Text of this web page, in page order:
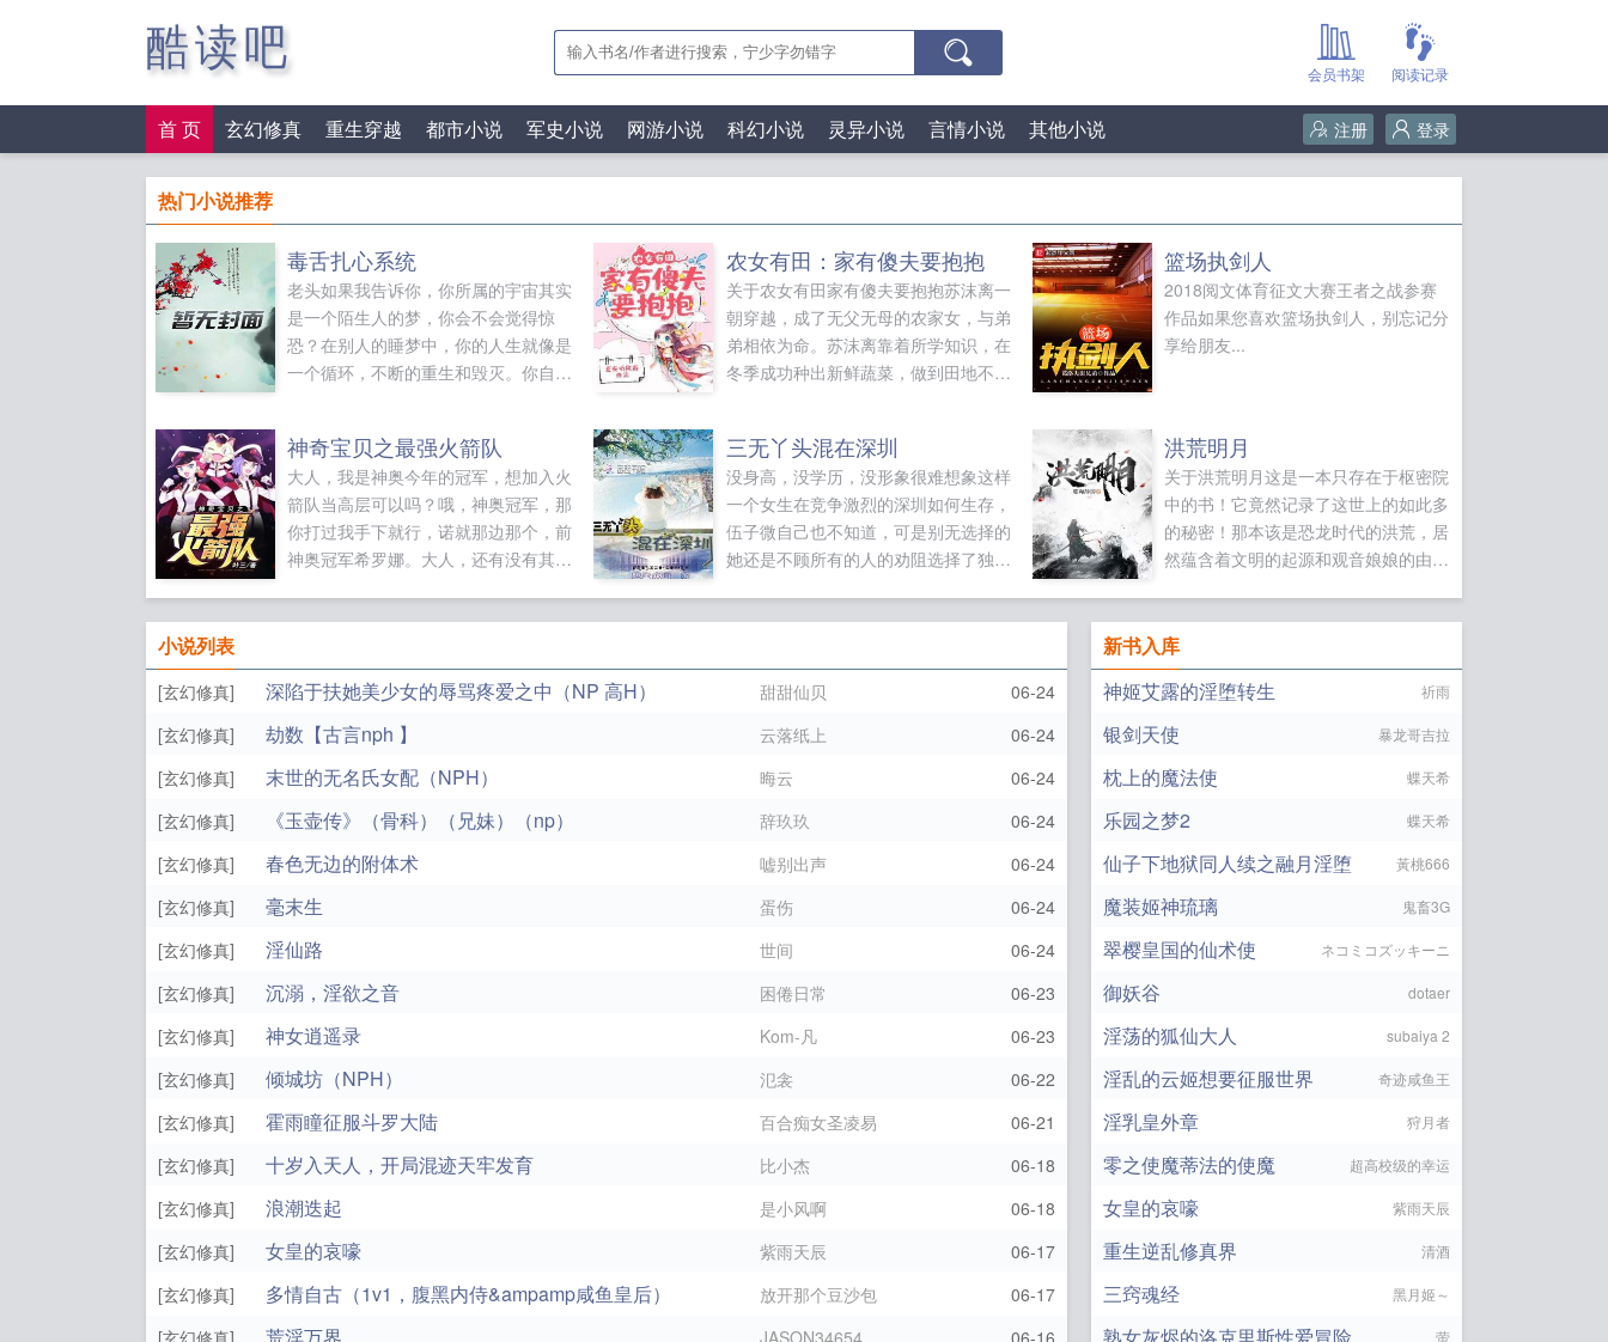
酷读吧 阅读记录
会员书架
首 页 玄幻修真 重生穿越 都市小说 军史小说 网游小说 科幻小说 灵异小说 言情小说 其他小说 登录
注册
热门小说推荐
毒舌扎心系统
老头如果我告诉你，你所属的宇宙其实
是一个陌生人的梦，你会不会觉得惊
恐？在别人的睡梦中，你的人生就像是
一个循环，不断的重生和毁灭。你自己
老头子坏的很，我信你个鬼。老头年轻
人啊，浮生一梦啊…说完，老头笑了
笑，转身离去。卢小鱼看着老头的背
影，口中喃喃自语道。开什么玩笑？如
果您喜欢毒舌扎心系统，别忘记分享给
朋友...
农女有田：家有傻夫要抱抱
关于农女有田家有傻夫要抱抱苏沫离一
朝穿越，成了无父无母的农家女，与弟
弟相依为命。苏沫离靠着所学知识，在
冬季成功种出新鲜蔬菜，做到田地不闲
篮场执剑人
2018阅文体育征文大赛王者之战参赛
作品如果您喜欢篮场执剑人，别忘记分
享给朋友...
神奇宝贝之最强火箭队
大人，我是神奥今年的冠军，想加入火
箭队当高层可以吗？哦，神奥冠军，那
你打过我手下就行，诺就那边那个，前
神奥冠军希罗娜。大人，还有没有其他
明，你要选哪个？大人，这我都打不过
啊。打不过？那你可以走了，我这可是
史上最强的火箭队，你一个神奥冠军当
高层太掉份了。...
三无丫头混在深圳
没身高，没学历，没形象很难想象这样
一个女生在竞争激烈的深圳如何生存，
伍子微自己也不知道，可是别无选择的
她还是不顾所有的人的劝阻选择了独自
年，她最终褪去一身青涩，从一个对社
会一无所知的小女生，摇身一变，成了
一个流刃有余的小女子。十年，最美的
青春。十年，虽然没有做出什么轰轰烈
烈的大事，但是也混的有滋有味，乐在
抢劫网盲网虫网精十年，她经历了别人
可能一辈子都不会经历的事情！但无论
来，她还会做出同样的选择如果您喜欢
三无丫头混在深圳，别忘记分享给朋
洪荒明月
关于洪荒明月这是一本只存在于枢密院
中的书！它竟然记录了这世上的如此多
的秘密！那本该是恐龙时代的洪荒，居
然蕴含着文明的起源和观音娘娘的由
何飞来的？圆周率居然不是人们所知的
数字？地球的转动竟非人们所想？医学
竟然可以如此简单？洪荒明月，能让见
识‘超人一等’！请来17k小说支持一下，
有你，就有文明。...
小说列表
[玄幻修真] 深陷于扶她美少女的辱骂疼爱之中（NP 高H） 甜甜仙贝
06-24
[玄幻修真]
劫数【古言nph 】 云落纸上
06-24
[玄幻修真]
末世的无名氏女配（NPH） 晦云
06-24
[玄幻修真]
《玉壶传》（骨科）（兄妹）（np） 辞玖玖
06-24
[玄幻修真]
春色无边的附体术 嘘别出声
06-24
[玄幻修真]
毫末生 蛋伤
06-24
[玄幻修真]
淫仙路 世间
06-24
[玄幻修真]
沉溺，淫欲之音 困倦日常
06-23
[玄幻修真]
神女逍遥录 Kom-凡
06-23
[玄幻修真]
倾城坊（NPH） 氾衾
06-22
[玄幻修真]
霍雨瞳征服斗罗大陆 百合痴女圣凌易
06-21
[玄幻修真]
十岁入天人，开局混迹天牢发育 比小杰
06-18
[玄幻修真]
浪潮迭起 是小风啊
06-18
[玄幻修真]
女皇的哀嚎 紫雨天辰
06-17
[玄幻修真]
多情自古（1v1，腹黑内侍&ampamp咸鱼皇后） 放开那个豆沙包
06-17
[玄幻修真]
JASON34654
06-16
新书入库
神姬艾露的淫堕转生
祈雨
银剑天使 暴龙哥吉拉
枕上的魔法使 蝶天希
乐园之梦2 蝶天希
仙子下地狱同人续之融月淫堕 黃桃666
魔装姬神琉璃 鬼畜3G
翠樱皇国的仙术使 ネコミコズッキーニ
御妖谷 dotaer
淫荡的狐仙大人 subaiya 2
淫乱的云姬想要征服世界 奇迹咸鱼王
淫乳皇外章 狩月者
零之使魔蒂法的使魔 超高校级的幸运
女皇的哀嚎 紫雨天辰
重生逆乱修真界 清酒
三窍魂经 黑月姬～
萤